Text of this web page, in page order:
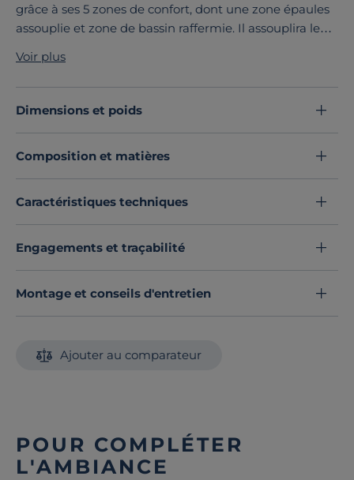
grâce à ses 5 zones de confort, dont une zone épaules
assouplie et zone de bassin raffermie. Il assouplira le
point par point du corps, quelle que soit la technologie
de votre matelas.
Il peut être utilisé indifféremment dans un cadre de lit
Voir plus
Dimensions et poids
Composition et matières
Caractéristiques techniques
Engagements et traçabilité
Montage et conseils d'entretien
Ajouter au comparateur
POUR COMPLÉTER
L'AMBIANCE